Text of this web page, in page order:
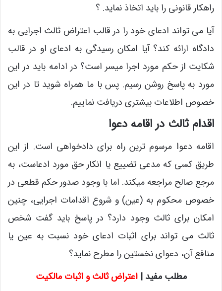
راهکار قانونی را باید اتخاذ نماید. ؟
آیا می تواند ادعای خود را در قالب اعتراض ثالث اجرایی به
دادگاه ارائه کند؟ آیا امکان رسیدگی به ادعای او در قالب
شکایت از حکم مورد اجرا میسر است؟ در ادامه باید در این
مورد به پاسخ روشن رسیم. پس با ما همراه شوید تا در این
خصوص اطلاعات بیشتری دریافت نماییم.
اقدام ثالث در اقامه دعوا
اقامه دعوا مرسوم ترین راه برای دادخواهی است. از این
طریق کسی که مدعی تضییع یا انکار حق مورد ادعاست، به
مرجع صالح مراجعه میکند. اما با وجود صدور حکم قطعی در
خصوص محکوم به (عین) و شروع اقدامات اجرایی، چنین
امکان برای ثالث وجود دارد؟ در پاسخ باید گفت شخص
ثالث می تواند برای اثبات ادعای خود نسبت به عین یا
منافع آن، دعوای نخستین را مطرح نماید؟
مطلب مفید |اعتراض ثالث و اثبات مالکیت